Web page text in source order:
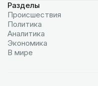
Разделы
Происшествия
Политика
Аналитика
Экономика
В мире